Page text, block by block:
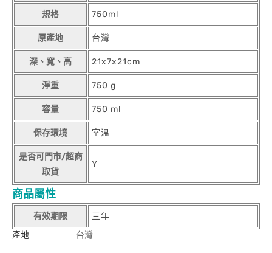
規格 750ml
原產地 台灣
深、寬、高 21x7x21cm
淨重 750 g
容量 750 ml
保存環境 室溫
是否可門市/超商
取貨
Y
商品屬性
有效期限
三年
產地
台灣